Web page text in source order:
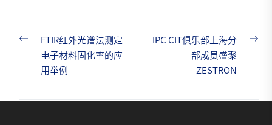
Post
PreviousFTIR红外光谱法测定
电子材料固化率的应
用举例
IPC CIT俱乐部上海分
部成员盛聚
ZESTRON